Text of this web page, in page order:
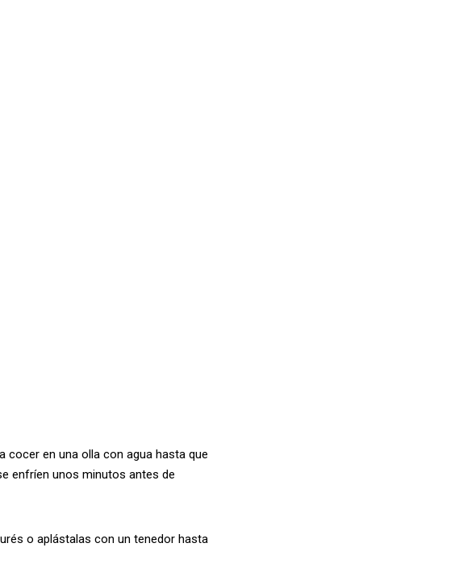
cocer en una olla con agua hasta que
enfríen unos minutos antes de
o aplástalas con un tenedor hasta